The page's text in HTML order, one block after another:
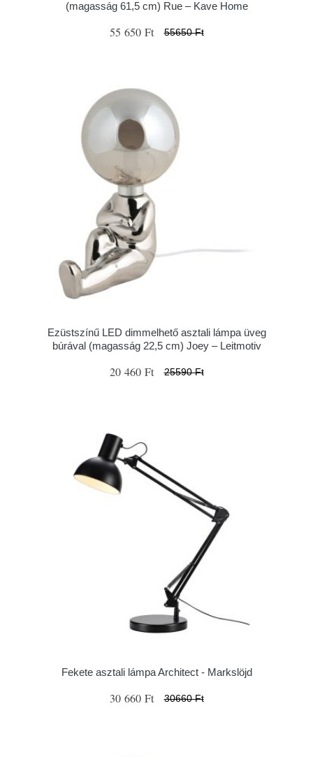
(magasság 61,5 cm) Rue – Kave Home
55 650 Ft 55650 Ft
Ezüstszínű LED dimmelhető asztali lámpa üveg
búrával (magasság 22,5 cm) Joey – Leitmotiv
20 460 Ft 25590 Ft
Fekete asztali lámpa Architect - Markslöjd
30 660 Ft 30660 Ft